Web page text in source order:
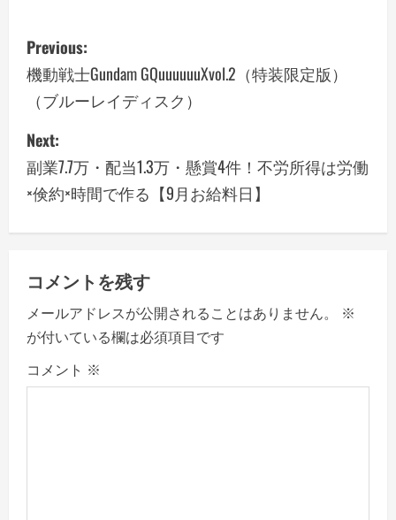
P
o
s
t
n
a
i
g
a
Previous:
機動戦士Gundam GQuuuuuuXvol.2（特装限定版）
（ブルーレイディスク）
Next:
副業7.7万・配当1.3万・懸賞4件！不労所得は労働
×倹約×時間で作る【9月お給料日】
コメントを残す
メールアドレスが公開されることはありません。
※
が付いている欄は必須項目です
コメント ※